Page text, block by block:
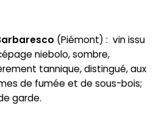
(Piémont) : vin issu
niebolo, sombre,
tannique, distingué, aux
de fumée et de sous-bois;
garde.